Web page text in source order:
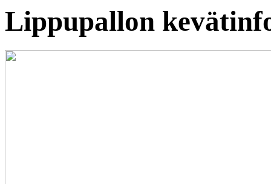
Lippupallon